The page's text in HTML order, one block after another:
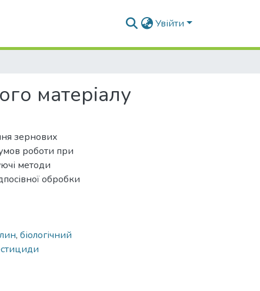
Увійти
матеріалу
зернових
роботи при
методи
обробки
, біологічний